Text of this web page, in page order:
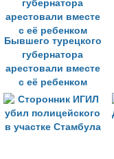
Бывшего турецкого
губернатора
арестовали вместе
с её ребенком